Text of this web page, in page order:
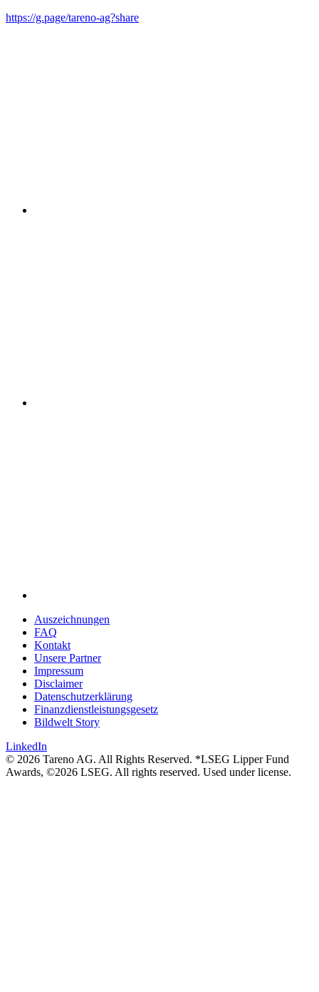
https://g.page/tareno-ag?share
Auszeich­nungen
FAQ
Kontakt
Unsere Partner
Impressum
Disclaimer
Daten­schutz­er­klä­rung
Finanz­dienst­lei­stungs­ge­setz
Bildwelt Story
LinkedIn
© 2026 Tareno AG. All Rights Reserved. *LSEG Lipper Fund
Awards, ©2026 LSEG. All rights reserved. Used under license.